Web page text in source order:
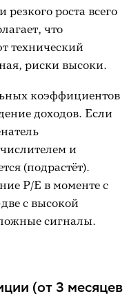
роста всего
что
технический
риски высоки.
коэффициентов
доходов. Если
и
(подрастёт).
P/E в моменте с
с высокой
сигналы.
(от 3 месяцев